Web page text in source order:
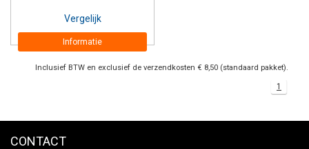
Vergelijk
Informatie
Inclusief BTW en exclusief de verzendkosten € 8,50 (standaard pakket).
1
CONTACT